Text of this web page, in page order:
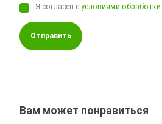
Я согласен сусловиями обработки
Отправить
Вам может понравиться